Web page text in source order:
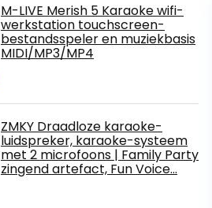
M-LIVE Merish 5 Karaoke wifi-
werkstation touchscreen-
bestandsspeler en muziekbasis
MIDI/MP3/MP4
ZMKY Draadloze karaoke-
luidspreker, karaoke-systeem
met 2 microfoons | Family Party
zingend artefact, Fun Voice…